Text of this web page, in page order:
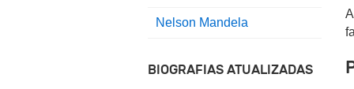
Nelson Mandela
BIOGRAFIAS ATUALIZADAS